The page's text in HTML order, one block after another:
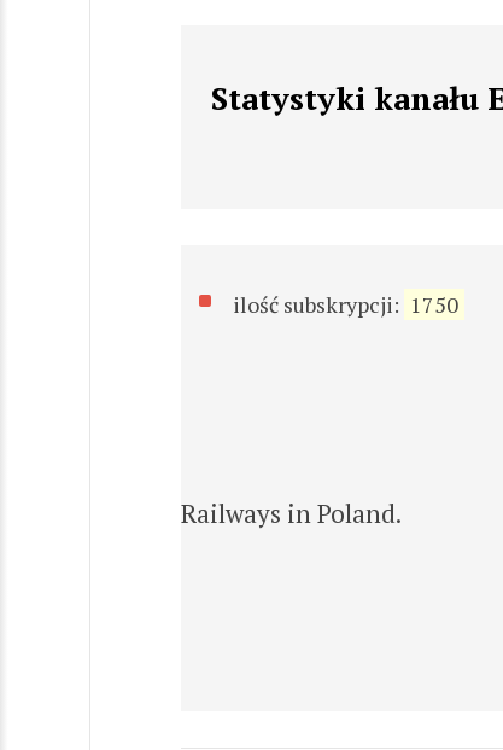
Statystyki kanału
ilość subskrypcji: 1750
Railways in Poland.